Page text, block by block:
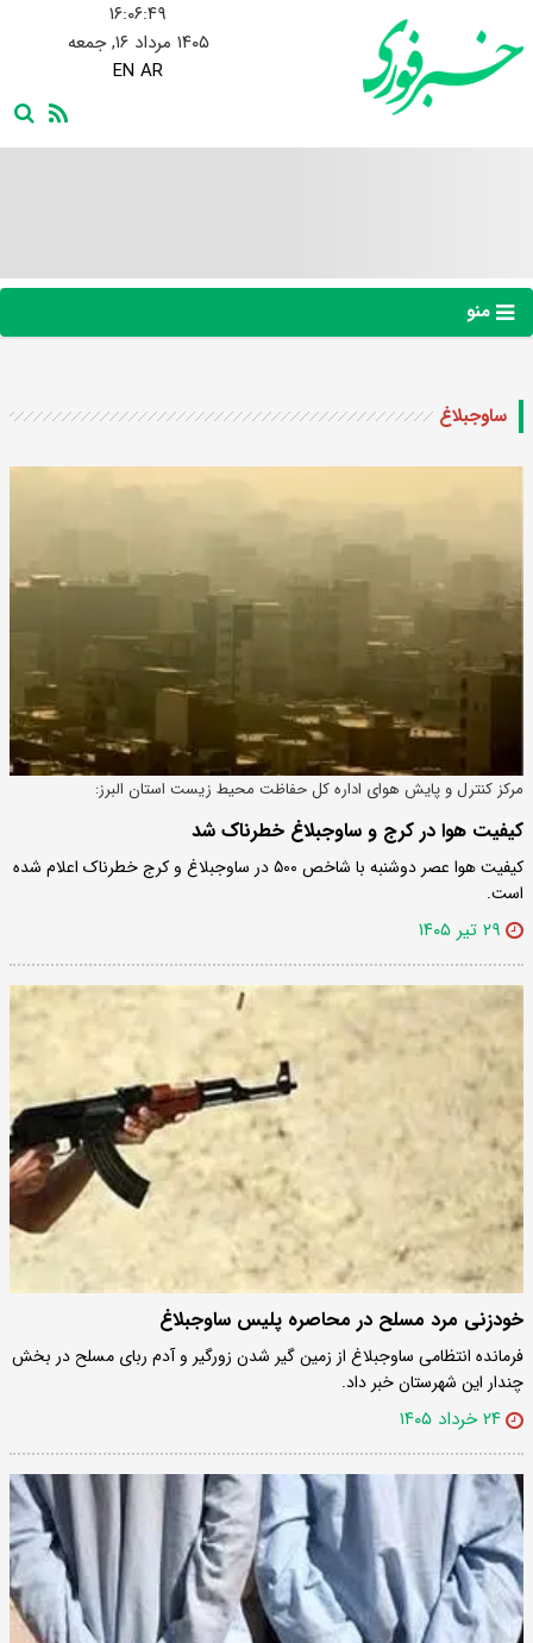
۱۶:۰۶:۵۰
۱۴۰۵ مرداد ۱۶, جمعه
EN AR
منو
ساوجبلاغ
مرکز کنترل و پایش هوای اداره کل حفاظت محیط زیست استان البرز:
کیفیت هوا در کرج و ساوجبلاغ خطرناک شد
کیفیت هوا عصر دوشنبه با شاخص ۵۰۰ در ساوجبلاغ و کرج خطرناک اعلام شده
است.
۲۹ تیر ۱۴۰۵
خودزنی مرد مسلح در محاصره پلیس ساوجبلاغ
فرمانده انتظامی ساوجبلاغ از زمین گیر شدن زورگیر و آدم ربای مسلح در بخش
چندار این شهرستان خبر داد.
۲۴ خرداد ۱۴۰۵